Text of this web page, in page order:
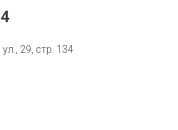
29, стр. 134